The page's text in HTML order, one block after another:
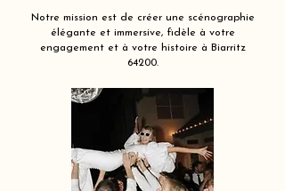
Notre mission est de créer une scénographie
élégante et immersive, fidèle à votre
engagement et à votre histoire à Biarritz
64200.